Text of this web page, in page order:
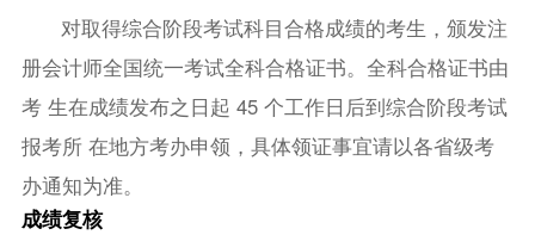
对取得综合阶段考试科目合格成绩的考生，颁发注
册会计师全国统一考试全科合格证书。全科合格证书由
考 生在成绩发布之日起 45 个工作日后到综合阶段考试
报考所 在地方考办申领，具体领证事宜请以各省级考
办通知为准。
成绩复核